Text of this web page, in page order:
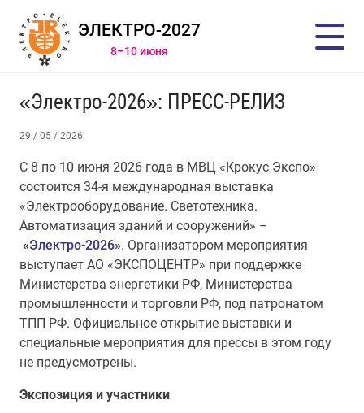
ЭЛЕКТРО-2027
8–10 июня
«Электро-2026»: ПРЕСС-РЕЛИЗ
29 / 05 / 2026
С 8 по 10 июня 2026 года в МВЦ «Крокус Экспо»
состоится 34-я международная выставка
«Электрооборудование. Светотехника.
Автоматизация зданий и сооружений» –
«Электро-2026». Организатором мероприятия
выступает АО «ЭКСПОЦЕНТР» при поддержке
Министерства энергетики РФ, Министерства
промышленности и торговли РФ, под патронатом
ТПП РФ. Официальное открытие выставки и
специальные мероприятия для прессы в этом году
не предусмотрены.
Экспозиция и участники